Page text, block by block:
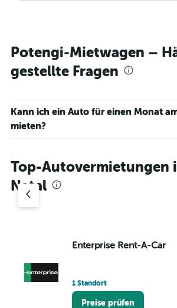
Potengi-Mietwagen –
gestellte Fragen
Kann ich ein Auto für einen Monat
mieten?
Top-Autovermietungen
Natal
Enterprise Rent-A-Car
1 Standort
Preise prüfen